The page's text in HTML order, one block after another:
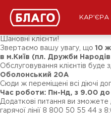
КАР'ЄРА
ЗМІ про нас
Підписники соц-мереж
Ярмарки
Шановні клієнти!
Звертаємо вашу увагу, що 10
в м.Київ (пл. Дружби Народів
Обслуговування клієнтів буде
Оболонський 20А
Сюди ж переміщені всі діючі
Час роботи: Пн-Нд, з 9.00 до
Додаткові питання ви зможете
гарячої лінії 8 800 50 55 44 з